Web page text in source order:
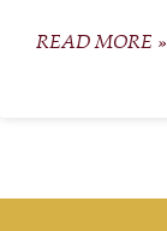
READ MORE »